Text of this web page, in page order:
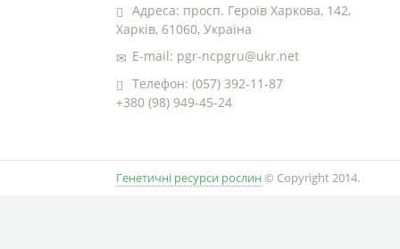
Адреса: просп. Героїв Харкова, 142,
Харків, 61060, Україна
E-mail: pgr-ncpgru@ukr.net
Телефон: (057) 392-11-87
+380 (98) 949-45-24
Генетичні ресурси рослин © Copyright 2014.